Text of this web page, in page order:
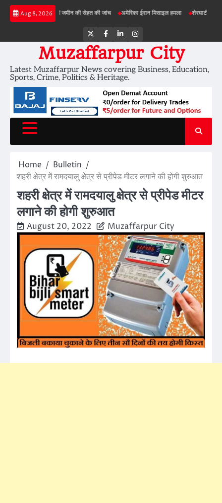
Skip
Aug 8, 2026
परियोजनाओं में जमीन की सेहत की जांच अमेरिका ईरान मिसाइल हमला शेरघाटी छात्रा दुष्कर्म
Twitter
Facebook
LinkedInInstagram
Muzaffarpur City
Latest Muzaffarpur News covering Business, Education,
Sports, Crime, Politics & Heritage.
Home
Bulletin
शहरी क्षेत्र में रामदयालु क्षेत्र से प्रीपेड मीटर लगाने की होगी शुरुआत
शहरी क्षेत्र में रामदयालु क्षेत्र से प्रीपेड मीटर
लगाने की होगी शुरुआत
August 20, 2022 Muzaffarpur City